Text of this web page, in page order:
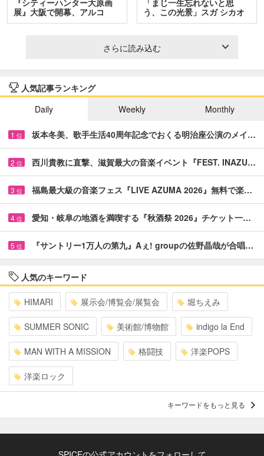
展』大阪で開幕、アルコ
＆…
う、この光景」スガ シカオ
と…
さらに読み込む
人気記事ランキング
Daily
Weekly Monthly
1 位 坂本冬美、歌手生活40周年記念でおくる明治座公演のメイ…
2 位 西川貴教に直撃、滋賀最大の音楽イベント『FEST. INAZU…
3 位 福島最大級の音楽フェス『LIVE AZUMA 2026』無料で楽…
4 位 愛知・岐阜の地酒を満喫する『秋酒祭 2026』チケット一…
5 位 『サントリー1万人の第九』Aぇ! groupの佐野晶哉が合唱…
人気のキーワード
HIMARI 展示会/博覧会/展覧会 堀ちえみ
SUMMER SONIC 美術館/博物館 indigo la End
MAN WITH A MISSION 格闘技 洋楽POPS
洋楽ロック
キーワードをもっと見る